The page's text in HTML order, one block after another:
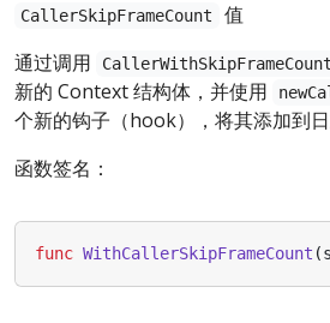
CallerSkipFrameCount
值
通过调用
CallerWithSkipFrameCount
新的 Context 结构体，并使用
个新的钩子（hook），将其添加到
函数签名：
func WithCallerSkipFrameCount (